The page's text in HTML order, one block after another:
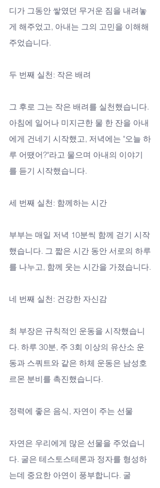
디가 그동안 쌓였던 무거운 짐을 내려놓
게 해주었고, 아내는 그의 고민을 이해해
주었습니다.
두 번째 실천: 작은 배려
그 후로 그는 작은 배려를 실천했습니다.
아침에 일어나 미지근한 물 한 잔을 아내
에게 건네기 시작했고, 저녁에는 "오늘 하
루 어땠어?"라고 물으며 아내의 이야기
를 듣기 시작했습니다.
세 번째 실천: 함께하는 시간
부부는 매일 저녁 10분씩 함께 걷기 시작
했습니다. 그 짧은 시간 동안 서로의 하루
를 나누고, 함께 웃는 시간을 가졌습니다.
네 번째 실천: 건강한 자신감
최 부장은 규칙적인 운동을 시작했습니
다. 하루 30분, 주 3회 이상의 유산소 운
동과 스쿼트와 같은 하체 운동은 남성호
르몬 분비를 촉진했습니다.
정력에 좋은 음식, 자연이 주는 선물
자연은 우리에게 많은 선물을 주었습니
다. 굴은 테스토스테론과 정자를 형성하
는데 중요한 아연이 풍부합니다. 굴